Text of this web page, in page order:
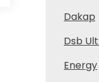
Dakap
Dsb
Energy